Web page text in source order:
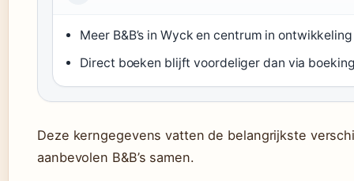
Meer B&B’s in Wyck en centrum in ontwikkeling
Direct boeken blijft voordeliger dan via
Deze kerngegevens vatten de belangrijkste
aanbevolen B&B’s samen.